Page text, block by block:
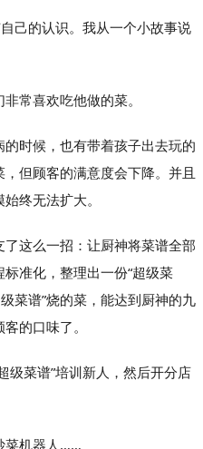
己的认识。我从一个小故事说
常喜欢吃他做的菜。
时候，也有带着孩子出去玩的
但顾客的满意度会下降。并且
终无法扩大。
这么一招：让厨神将菜谱全部
准化，整理出一份“超级菜
菜谱”烧的菜，能达到厨神的九
的口味了。
级菜谱”培训新人，然后开分店
菜机器人……